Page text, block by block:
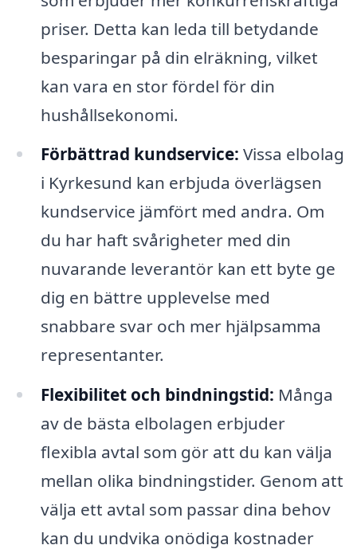
priser. Detta kan leda till betydande
besparingar på din elräkning, vilket
kan vara en stor fördel för din
hushållsekonomi.
Förbättrad kundservice: Vissa elbolag
i Kyrkesund kan erbjuda överlägsen
kundservice jämfört med andra. Om
du har haft svårigheter med din
nuvarande leverantör kan ett byte ge
dig en bättre upplevelse med
snabbare svar och mer hjälpsamma
representanter.
Flexibilitet och bindningstid: Många
av de bästa elbolagen erbjuder
flexibla avtal som gör att du kan välja
mellan olika bindningstider. Genom att
välja ett avtal som passar dina behov
kan du undvika onödiga kostnader